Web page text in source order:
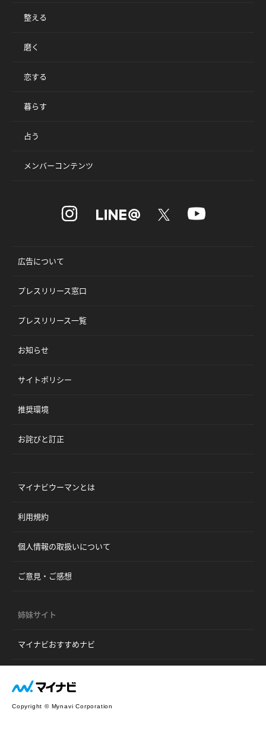
整える
磨く
恋する
暮らす
占う
メンバーコンテンツ
広告について
プレスリリース窓口
プレスリリース一覧
お知らせ
サイトポリシー
推奨環境
お詫びと訂正
マイナビウーマンとは
利用規約
個人情報の取扱いについて
ご意見・ご感想
姉妹サイト
マイナビおすすめナビ
Copyright © Mynavi Corporation